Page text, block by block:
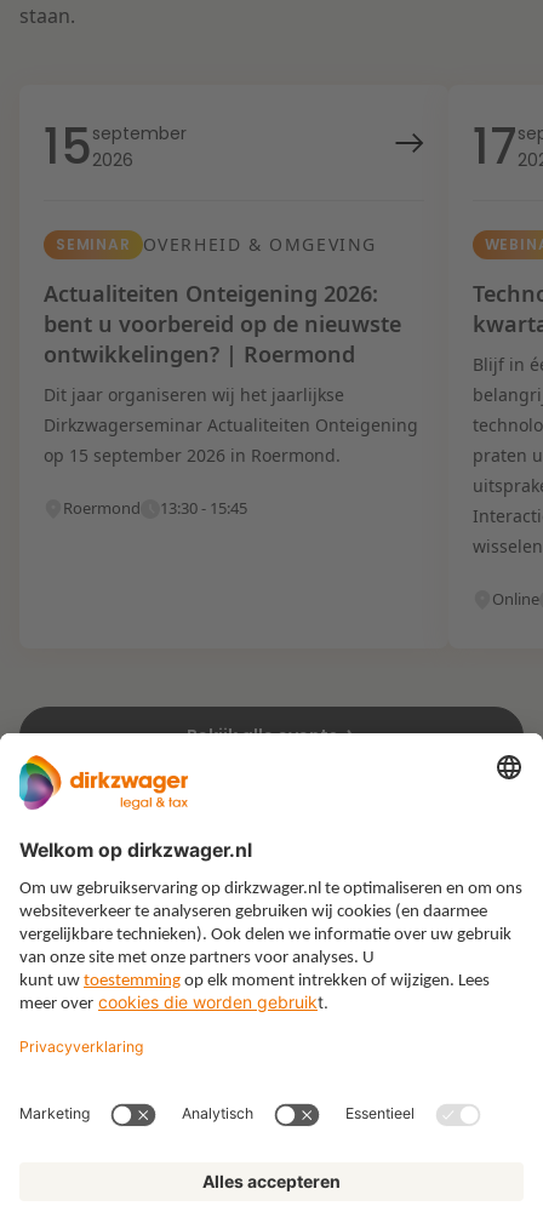
staan.
15september
2026
SEMINAR OVERHEID & OMGEVING
Actualiteiten Onteigening 2026:
bent u voorbereid op de nieuwste
ontwikkelingen? | Roermond
Dit jaar organiseren wij het jaarlijkse
Dirkzwagerseminar Actualiteiten Onteigening
op 15 september 2026 in Roermond.
Roermond 13:30 - 15:45
17
Blijf in
praten
Online
Bekijk alle events
Expertises
Thema’s